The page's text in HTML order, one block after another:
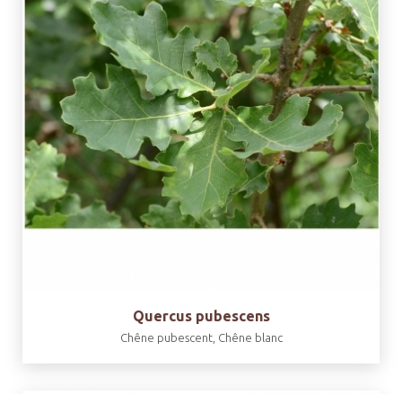
Quercus pubescens
Chêne pubescent, Chêne blanc